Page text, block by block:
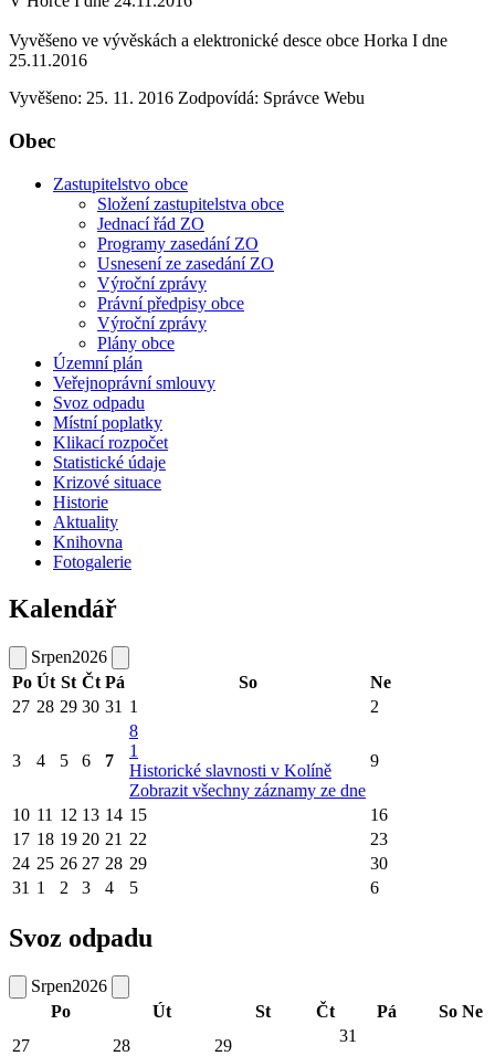
Vyvěšeno ve vývěskách a elektronické desce obce Horka I dne
25.11.2016
Vyvěšeno: 25. 11. 2016 Zodpovídá: Správce Webu
Obec
Zastupitelstvo obce
Složení zastupitelstva obce
Jednací řád ZO
Programy zasedání ZO
Usnesení ze zasedání ZO
Výroční zprávy
Právní předpisy obce
Výroční zprávy
Plány obce
Územní plán
Veřejnoprávní smlouvy
Svoz odpadu
Místní poplatky
Klikací rozpočet
Statistické údaje
Krizové situace
Historie
Aktuality
Knihovna
Fotogalerie
Kalendář
Srpen2026
Po Út St Čt Pá So
Ne
27 28 29 30 31 1 2
3 4 5 6 7
8
1
Historické slavnosti v Kolíně
Zobrazit všechny záznamy ze dne
9
10 11 12 13 14 15
16
17 18 19 20 21 22
23
24 25 26 27 28 29
30
31 1 2 3 4 5 6
Svoz odpadu
Srpen2026
Po
Út St Čt Pá So Ne
27
28
29
31